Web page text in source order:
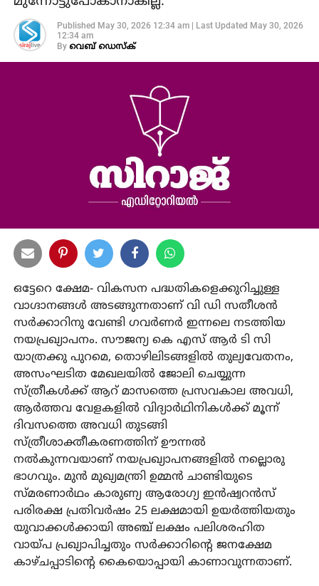
Published May 30, 2026 12:34 am| Last Updated May 30, 2026
12:34 am
By വെബ് ഡെസ്‌ക്
ഒട്ടേറെ ക്ഷേമ- വികസന പദ്ധതികളെക്കുറിച്ചുള്ള
വാഗ്ദാനങ്ങള്‍ അടങ്ങുന്നതാണ് വി ഡി സതീശന്‍
സര്‍ക്കാറിനു വേണ്ടി ഗവര്‍ണര്‍ ഇന്നലെ നടത്തിയ
നയപ്രഖ്യാപനം. സൗജന്യ കെ എസ് ആര്‍ ടി സി
യാത്രക്കു പുറമെ, തൊഴിലിടങ്ങളില്‍ തുല്യവേതനം,
അസംഘടിത മേഖലയില്‍ ജോലി ചെയ്യുന്ന
സ്ത്രീകള്‍ക്ക് ആറ് മാസത്തെ പ്രസവകാല അവധി,
ആര്‍ത്തവ വേളകളില്‍ വിദ്യാര്‍ഥിനികള്‍ക്ക് മൂന്ന്
ദിവസത്തെ അവധി തുടങ്ങി
സ്ത്രീശാക്തീകരണത്തിന് ഊന്നല്‍
നല്‍കുന്നവയാണ് നയപ്രഖ്യാപനങ്ങളില്‍ നല്ലൊരു
ഭാഗവും. മുന്‍ മുഖ്യമന്ത്രി ഉമ്മന്‍ ചാണ്ടിയുടെ
സ്മരണാര്‍ഥം കാരുണ്യ ആരോഗ്യ ഇന്‍ഷ്വറന്‍സ്
പരിരക്ഷ പ്രതിവര്‍ഷം 25 ലക്ഷമായി ഉയര്‍ത്തിയതും
യുവാക്കള്‍ക്കായി അഞ്ച് ലക്ഷം പലിശരഹിത
വായ്പ പ്രഖ്യാപിച്ചതും സര്‍ക്കാറിന്റെ ജനക്ഷേമ
കാഴ്ചപ്പാടിന്റെ കൈയൊപ്പായി കാണാവുന്നതാണ്.